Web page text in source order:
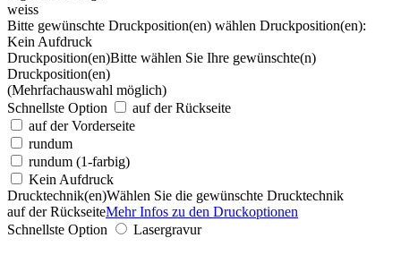
weiss
Bitte gewünschte Druckposition(en) wählen Druckposition(en):
Kein Aufdruck
Druckposition(en)Bitte wählen Sie Ihre gewünschte(n)
Druckposition(en)
(Mehrfachauswahl möglich)
Schnellste Option
auf der Rückseite
auf der Vorderseite
rundum
rundum (1-farbig)
Kein Aufdruck
Drucktechnik(en)Wählen Sie die gewünschte Drucktechnik
auf der RückseiteMehr Infos zu den Druckoptionen
Schnellste Option
Lasergravur